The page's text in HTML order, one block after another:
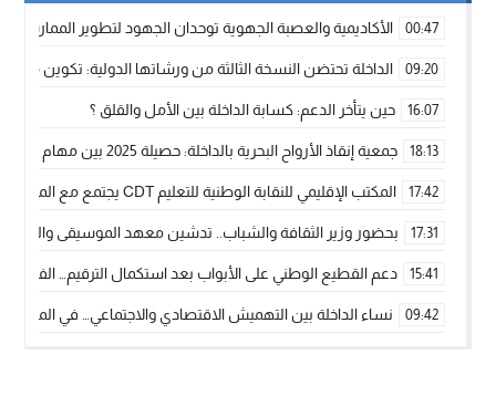
00:47 الأكاديمية والعصبة الجهوية توحدان الجهود لتطوير الممارسة
09:20 الداخلة تحتضن النسخة الثالثة من ورشاتها الدولية: تكوين
16:07 حين يتأخر الدعم: كسابة الداخلة بين الأمل والقلق ؟
18:13 جمعية إنقاذ الأرواح البحرية بالداخلة: حصيلة 2025 بين مهام الإنقاذ ومشروع “دار البحار”
17:42 المكتب الإقليمي للنقابة الوطنية للتعليم CDT يجتمع مع المدير الإقليمي لمناقشة ملفات جوهرية لنساء ورجال التعليم
17:31 بحضور وزير الثقافة والشباب.. تدشين معهد الموسيقى والفنون
15:41 دعم القطيع الوطني على الأبواب بعد استكمال الترقيم…
09:42 نساء الداخلة بين التهميش الاقتصادي والاجتماعي… في المؤسسات